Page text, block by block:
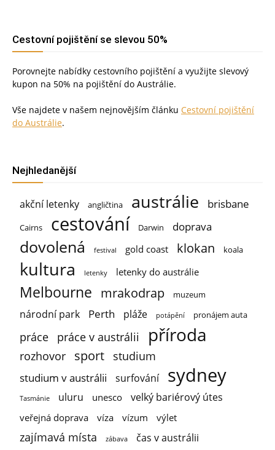
Cestovní pojištění se slevou 50%
Porovnejte nabídky cestovního pojištění a využijte slevový
kupon na 50% na pojištění do Austrálie.
Vše najdete v našem nejnovějším článku Cestovní pojištění
do Austrálie.
Nejhledanější
akční letenky angličtina austrálie brisbane
Cairns cestování Darwin doprava
dovolená festival gold coast klokan koala
kultura letenky letenky do austrálie
Melbourne mrakodrap muzeum
národní park Perth pláže potápění pronájem auta
práce práce v austrálii příroda
rozhovor sport studium
studium v austrálii surfování sydney
Tasmánie uluru unesco velký bariérový útes
veřejná doprava víza vízum výlet
zajímavá místa zábava
čas v austrálii